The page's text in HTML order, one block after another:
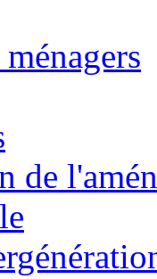
de